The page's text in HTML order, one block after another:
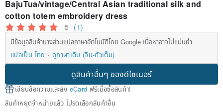
BajuTua/vintage/Central Asian traditional silk and
cotton totem embroidery dress
5 (1)
มีข้อมูลสินค้าบางส่วนแปลภาษาอัตโนมัติโดย Google เนื้อหาอาจไม่แม่นยำ
แปลเป็น ไทย
ดูภาษาเดิม (จีน-ตัวเต็ม)
ดูสินค้าอื่นๆ ของดีไซเนอร์
เขียนข้อความและส่ง eCard ฟรีเมื่อซื้อสินค้า!
สินค้าหยุดจำหน่ายแล้ว โปรดเลือกสินค้าอื่น